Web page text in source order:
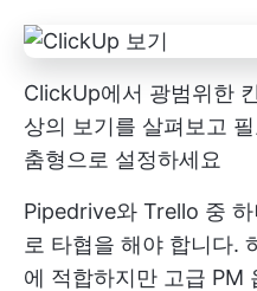
ClickUp에서 광범위한
상의 보기를 살펴보고
춤형으로 설정하세요
Pipedrive와 Trello 중
로 타협을 해야 합니다.
에 적합하지만 고급 PM